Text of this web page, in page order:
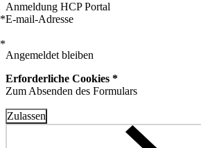
Anmeldung HCP Portal
*E-mail-Adresse
*
Angemeldet bleiben
Erforderliche Cookies *
Zum Absenden des Formulars
Zulassen